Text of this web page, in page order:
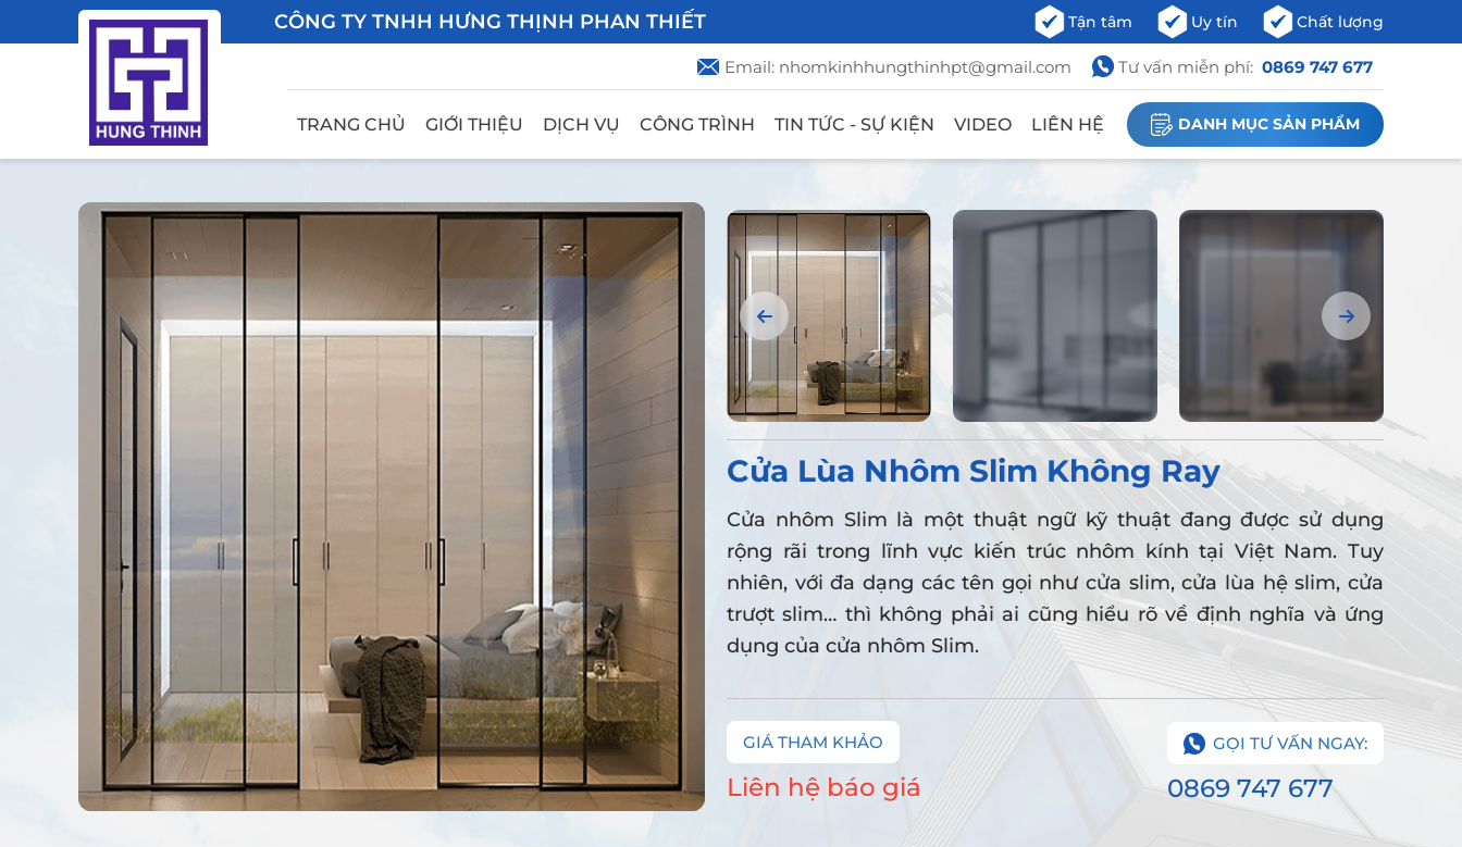
CÔNG TY TNHH HƯNG THỊNH PHAN THIẾT Tận tâm Uy tín Chất lượng
Email: nhomkinhhungthinhpt@gmail.com Tư vấn miễn phí: 0869 747 677
TRANG CHỦ GIỚI THIỆU DỊCH VỤ CÔNG TRÌNH TIN TỨC - SỰ KIỆN VIDEO LIÊN HỆ DANH MỤC SẢN PHẨM
Cửa Lùa Nhôm Slim Không Ray
Cửa nhôm Slim là một thuật ngữ kỹ thuật đang được sử dụng
rộng rãi trong lĩnh vực kiến trúc nhôm kính tại Việt Nam. Tuy
nhiên, với đa dạng các tên gọi như cửa slim, cửa lùa hệ slim, cửa
trượt slim… thì không phải ai cũng hiểu rõ về định nghĩa và ứng
dụng của cửa nhôm Slim.
GIÁ THAM KHẢO
Liên hệ báo giá
GỌI TƯ VẤN NGAY:
0869 747 677